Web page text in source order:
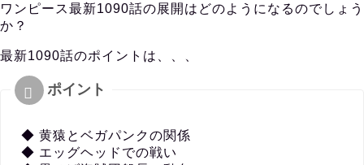
ワンピース最新1090話の展開はどのようになるのでしょう
か？
最新1090話のポイントは、、、
◆ 黄猿とベガパンクの関係
◆ エッグヘッドでの戦い